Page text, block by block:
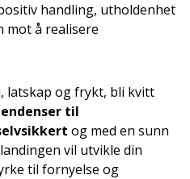
handling, utholdenhet
mot å realisere
latskap og frykt, bli kvitt
til
og med en sunn
vil utvikle din
til fornyelse og